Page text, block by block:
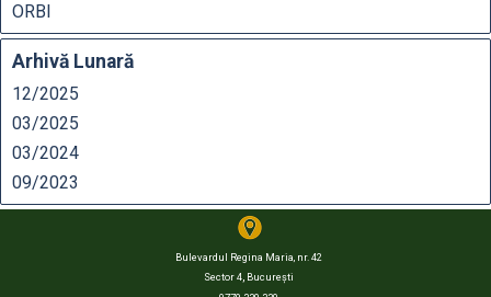
ORBI
Arhivă Lunară
12/2025
03/2025
03/2024
09/2023
Bulevardul Regina Maria, nr. 42
Sector 4, București